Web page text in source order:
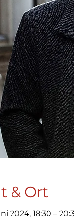
& Ort
2024, 18:30 –